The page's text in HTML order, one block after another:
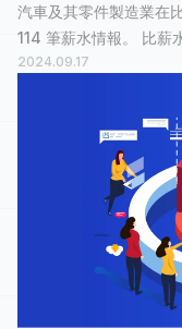
汽車及其零件製造業在
114 筆薪水情報。 比薪水整理出 2024 年 9 月最不能錯過的薪資情
報，讓正在物色新工作
2024.09.17